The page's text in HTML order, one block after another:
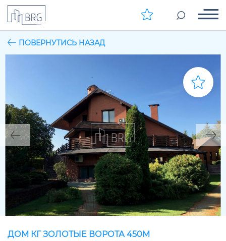
ПОВЕРНУТИСЬ НАЗАД
ДОМ КГ ЗОЛОТЫЕ ВОРОТА 450М